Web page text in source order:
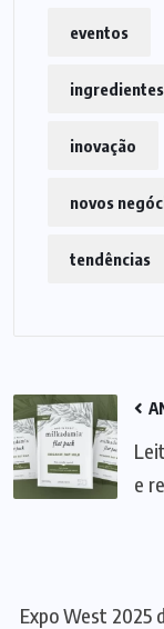
eventos
ingredientes
inovação
novos
tendências
e
Expo West 2025